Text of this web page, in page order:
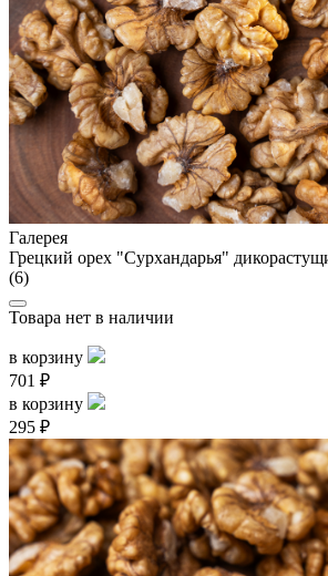
Галерея
Грецкий орех "Сурхандарья"
(6)
Товара нет в наличии
в корзину
701 ₽
в корзину
295 ₽